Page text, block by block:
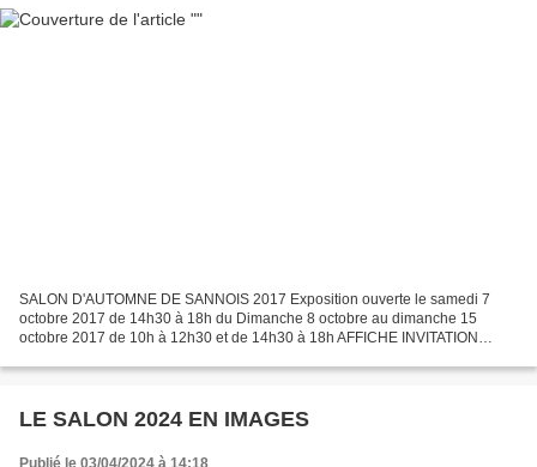
SALON D'AUTOMNE DE SANNOIS 2017 Exposition ouverte le samedi 7
octobre 2017 de 14h30 à 18h du Dimanche 8 octobre au dimanche 15
octobre 2017 de 10h à 12h30 et de 14h30 à 18h AFFICHE INVITATION
LE SALON 2024 EN IMAGES
Publié le 03/04/2024 à 14:18